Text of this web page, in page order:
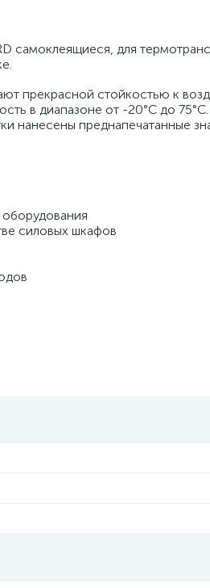
самоклеящиеся, для
прекрасной стойкостью к
в диапазоне от -20°C до
нанесены преднапечатанные
силовых шкафов